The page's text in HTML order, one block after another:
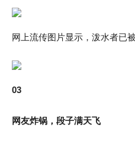
网上流传图片显示，泼水者已
03
网友炸锅，段子满天飞